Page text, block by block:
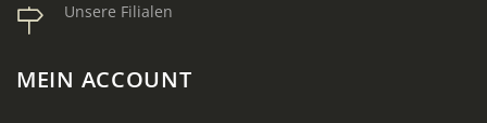
Unsere Filialen
MEIN ACCOUNT